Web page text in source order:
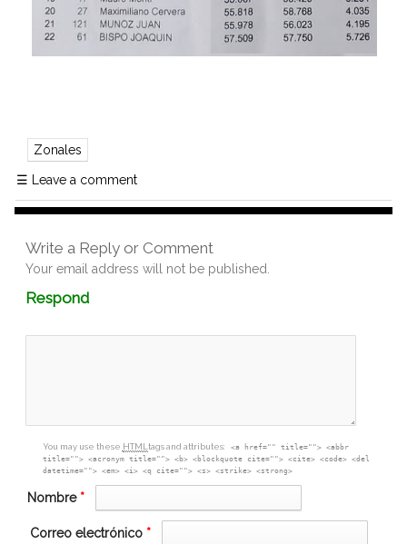
Zonales
☰ Leave a comment
Write a Reply or Comment
Your email address will not be published.
RespondComment
box
You may use these HTML tags and attributes:
<a href="" title=""> <abbr
title=""> <acronym title=""> <b> <blockquote cite=""> <cite> <code> <del
datetime=""> <em> <i> <q cite=""> <s> <strike> <strong>
Nombre *
Correo electrónico *